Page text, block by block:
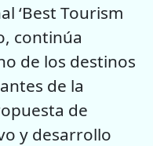
‘Best Tourism
continúa
de los destinos
de la
de
y desarrollo